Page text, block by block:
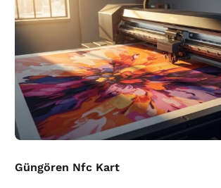
Güngören Nfc Kart